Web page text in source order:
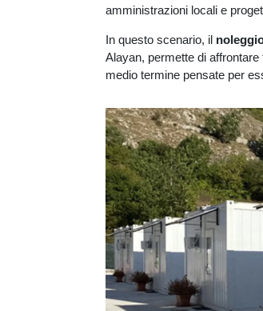
amministrazioni locali e
In questo scenario, il
Alayan, permette di
medio termine pensate per